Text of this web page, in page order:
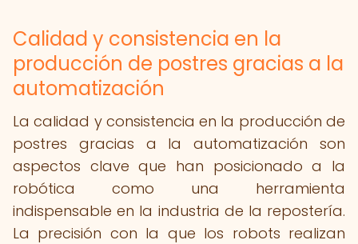
Calidad y consistencia en la
producción de postres gracias a la
automatización
La calidad y consistencia en la producción de
postres gracias a la automatización son
aspectos clave que han posicionado a la
robótica como una herramienta
indispensable en la industria de la repostería.
La precisión con la que los robots realizan